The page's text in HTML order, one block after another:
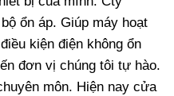
ổn áp. Giúp máy hoạt
kiện điện không ổn
đơn vị chúng tôi tự hào.
môn. Hiện nay cửa